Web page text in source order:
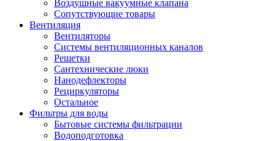
Воздушные вакуумные клапана
Сопутствующие товары
Вентиляция
Вентиляторы
Системы вентиляционных каналов
Решетки
Сантехнические люки
Нанодефлекторы
Рециркуляторы
Остальное
Фильтры для воды
Бытовые системы фильтрации
Водоподготовка